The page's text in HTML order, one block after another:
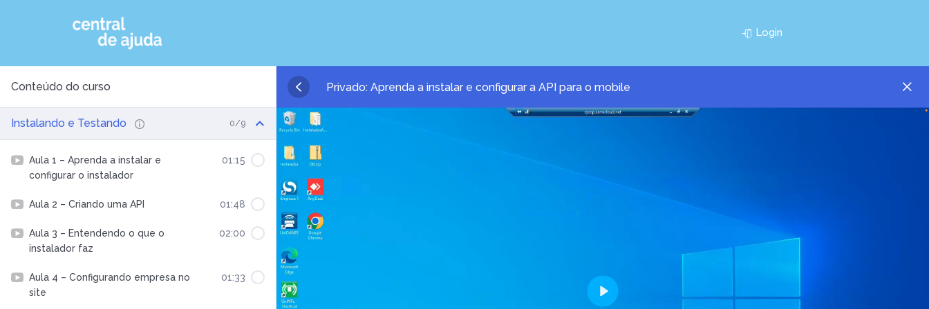
Login
Conteúdo do curso
Instalando e Testando 0/9
Aula 1 – Aprenda a instalar e
configurar o instalador
01:15
Aula 2 – Criando uma API 01:48
Aula 3 – Entendendo o que o
instalador faz
02:00
Aula 4 – Configurando empresa no
site
01:33
Privado: Aprenda a instalar e configurar a API para o mobile
Play